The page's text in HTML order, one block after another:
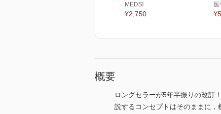
MEDSI
¥2,750
概要
ロングセラーが5年半振りの改訂
説するコンセプトはそのままに